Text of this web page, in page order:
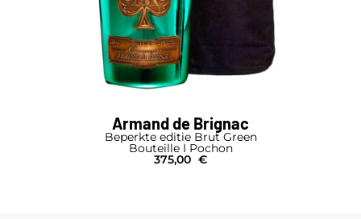
Armand de Brignac
Beperkte editie Brut Green
Bouteille I Pochon
375,00 €